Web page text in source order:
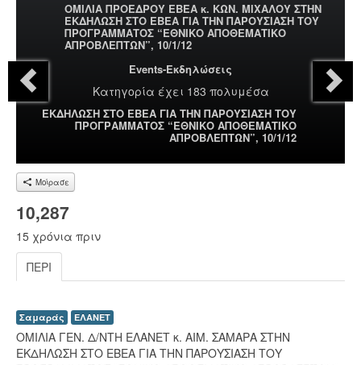
ΟΜΙΛΙΑ ΠΡΟΕΔΡΟΥ ΕΒΕΑ κ. ΚΩΝ. ΜΙΧΑΛΟΥ ΣΤΗΝ
ΕΚΔΗΛΩΣΗ ΣΤΟ ΕΒΕΑ ΓΙΑ ΤΗΝ ΠΑΡΟΥΣΙΑΣΗ ΤΟΥ
ΠΡΟΓΡΑΜΜΑΤΟΣ “ΕΘΝΙΚΟ ΑΠΟΘΕΜΑΤΙΚΟ
ΑΠΡΟΒΛΕΠΤΩΝ”, 10/1/12
Events-Εκδηλώσεις
Κατηγορία έχει 183 πολυμέσα
ΕΚΔΗΛΩΣΗ ΣΤΟ ΕΒΕΑ ΓΙΑ ΤΗΝ ΠΑΡΟΥΣΙΑΣΗ ΤΟΥ
ΠΡΟΓΡΑΜΜΑΤΟΣ “ΕΘΝΙΚΟ ΑΠΟΘΕΜΑΤΙΚΟ
ΑΠΡΟΒΛΕΠΤΩΝ”, 10/1/12
Μοίρασε
10,287
15 χρόνια πριν
ΠΕΡΊ
Σαμαράς ΕΛΑΝΕΤ
ΟΜΙΛΙΑ ΓΕΝ. Δ/ΝΤΗ ΕΛΑΝΕΤ κ. ΑΙΜ. ΣΑΜΑΡΑ ΣΤΗΝ
ΕΚΔΗΛΩΣΗ ΣΤΟ ΕΒΕΑ ΓΙΑ ΤΗΝ ΠΑΡΟΥΣΙΑΣΗ ΤΟΥ